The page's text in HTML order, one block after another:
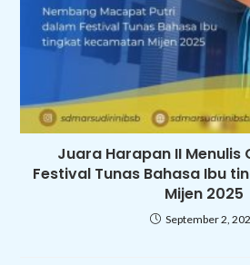
Juara Harapan II Menulis
Festival Tunas Bahasa Ibu
Mijen 2025
September 2,